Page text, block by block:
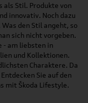
als Stil. Produkte von
innovativ. Noch dazu
den Stil angeht, so
sich nicht vorgeben.
- am liebsten in
und Kollektionen.
Charaktere. Da
Sie auf den
mit Škoda Lifestyle.